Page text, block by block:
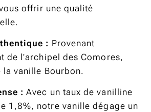
offrir une qualité
: Provenant
de l'archipel des Comores,
la vanille Bourbon.
: Avec un taux de vanilline
1,8%, notre vanille dégage un